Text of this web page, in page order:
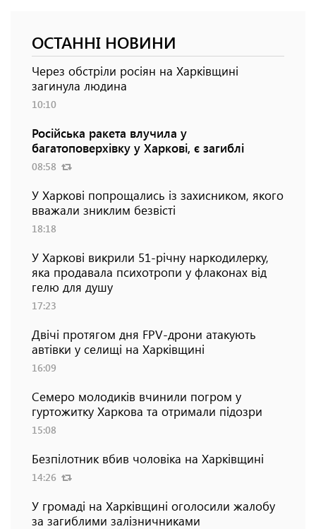
ОСТАННІ НОВИНИ
Через обстріли росіян на Харківщині
загинула людина
10:10
Російська ракета влучила у
багатоповерхівку у Харкові, є загиблі
08:58
У Харкові попрощались із захисником, якого
вважали зниклим безвісті
18:18
У Харкові викрили 51-річну наркодилерку,
яка продавала психотропи у флаконах від
гелю для душу
17:23
Двічі протягом дня FPV-дрони атакують
автівки у селищі на Харківщині
16:09
Семеро молодиків вчинили погром у
гуртожитку Харкова та отримали підозри
15:08
Безпілотник вбив чоловіка на Харківщині
14:26
У громаді на Харківщині оголосили жалобу
за загиблими залізничниками